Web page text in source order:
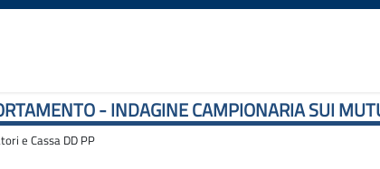
- INDAGINE CAMPIONARIA SUI
e Cassa DD PP